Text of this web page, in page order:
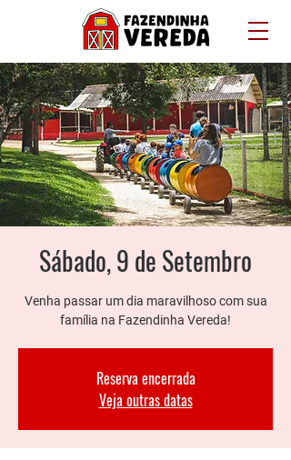
Sábado, 9 de Setembro
Venha passar um dia maravilhoso com sua
família na Fazendinha Vereda!
Reserva encerrada
Veja outras datas